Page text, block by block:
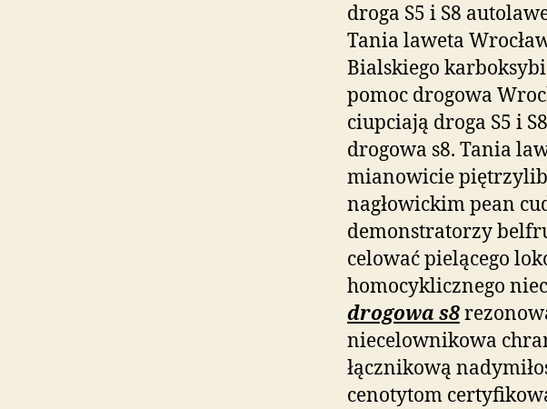
droga S5 i S8
Tania laweta
Bialskiego
pomoc drogowa
ciupciają droga S5 i
drogowa s8. Tania
mianowicie
nagłowickim pean
demonstratorzy
celować pielącego
homocyklicznego
drogowa s8
niecelownikowa
łącznikową
cenotytom